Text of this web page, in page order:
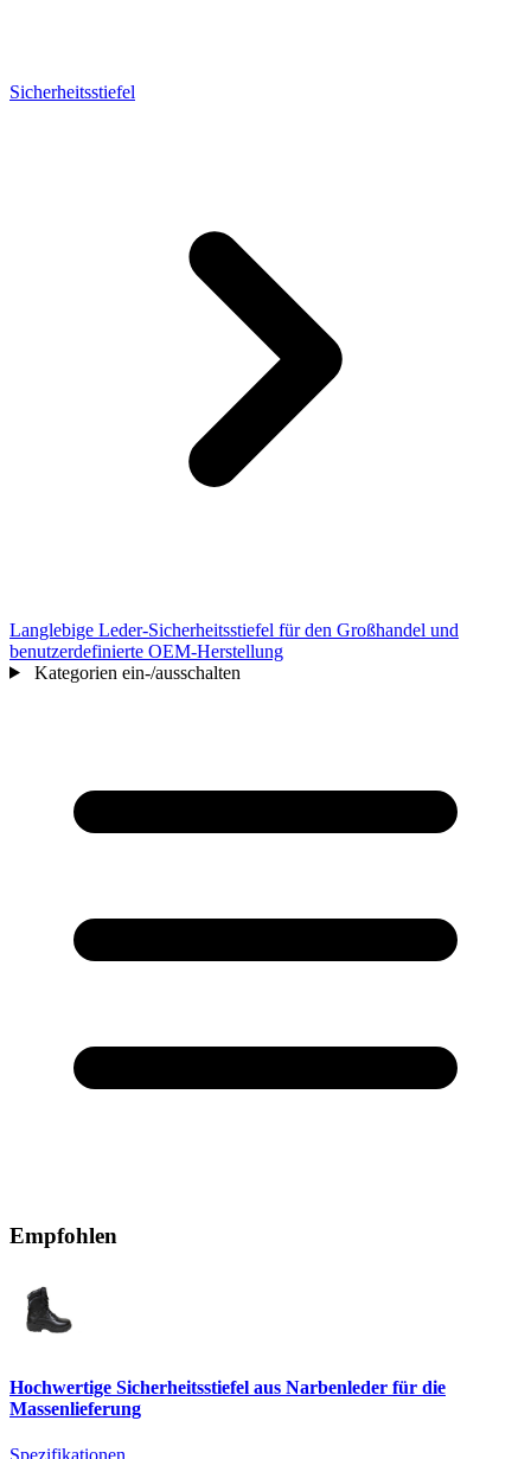
Sicherheitsstiefel
Langlebige Leder-Sicherheitsstiefel für den Großhandel und
benutzerdefinierte OEM-Herstellung
Kategorien ein-/ausschalten
Empfohlen
Hochwertige Sicherheitsstiefel aus Narbenleder für die
Massenlieferung
Spezifikationen